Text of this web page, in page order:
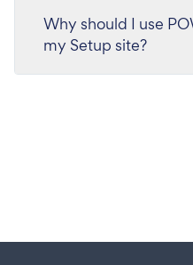
Why should I use
my Setup site?